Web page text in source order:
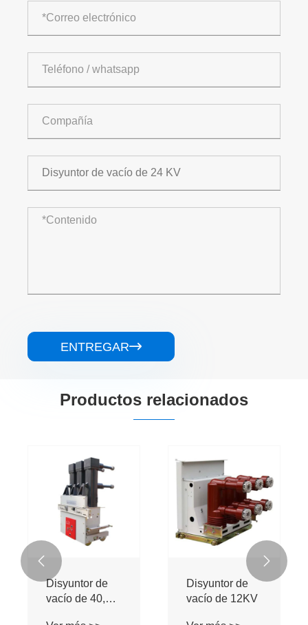
ENTREGAR
Productos relacionados
Disyuntor de
vacío de 40,5
Disyuntor de
vacío de 12KV
 